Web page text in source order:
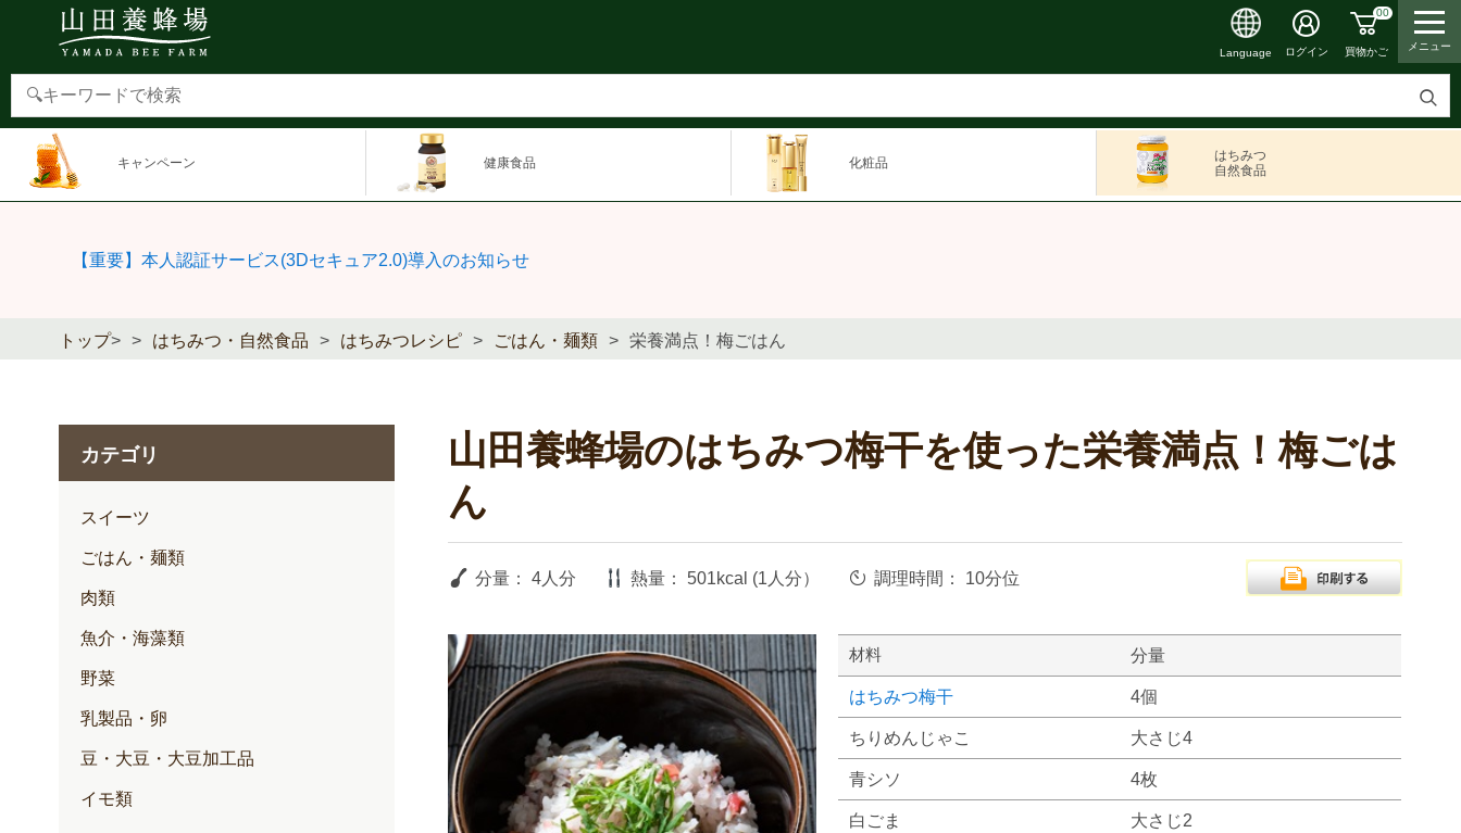
検
Language ログイン
00
買物かご メニュー
キャンペーン 健康食品 化粧品
はちみつ
自然食品
【重要】本人認証サービス(3Dセキュア2.0)導入のお知らせ
トップ> はちみつ・自然食品 はちみつレシピ ごはん・麺類 栄養満点！梅ごはん
山田養蜂場のはちみつ梅干を使った栄養満点！梅ごは
ん
分量： 4人分 熱量： 501kcal (1人分） 調理時間： 10分位
材料 分量
はちみつ梅干 4個
ちりめんじゃこ 大さじ4
青シソ 4枚
白ごま 大さじ2
カテゴリ
スイーツ
ごはん・麺類
肉類
魚介・海藻類
野菜
乳製品・卵
豆・大豆・大豆加工品
イモ類